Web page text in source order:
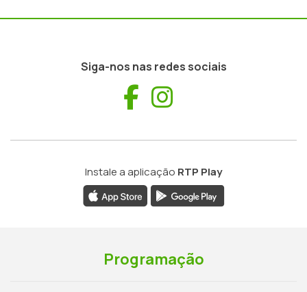
Siga-nos nas redes sociais
Facebook
Instale a aplicação RTP Play
Programação